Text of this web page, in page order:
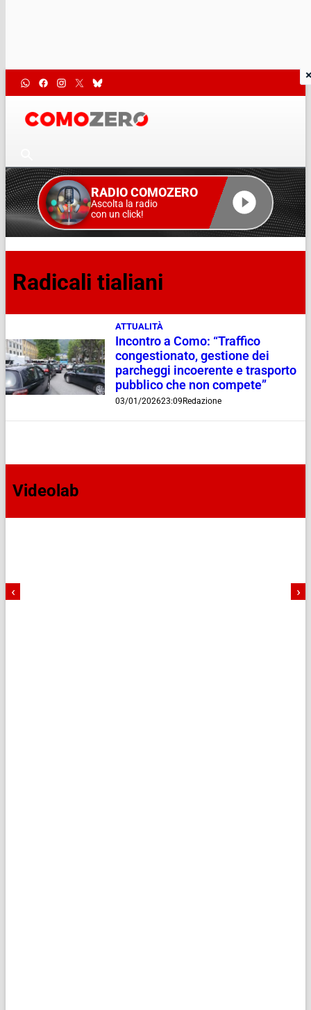
RADIO COMOZERO
Ascolta la radio
con un click!
Radicali tialiani
ATTUALITÀ
Incontro a Como: “Traffico
congestionato, gestione dei
parcheggi incoerente e trasporto
pubblico che non compete”
03/01/202623:09Redazione
Videolab
‹ ›